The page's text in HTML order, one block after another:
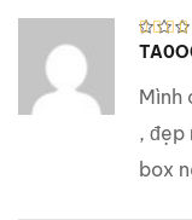
Được
sao
Mình
, đẹp
box